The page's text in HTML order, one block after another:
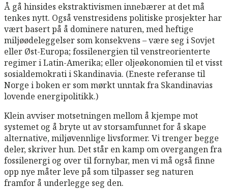
Å gå hinsides ekstraktivismen innebærer at det må
tenkes nytt. Også venstresidens politiske prosjekter har
vært basert på å dominere naturen, med heftige
miljøødeleggelser som konsekvens – være seg i Sovjet
eller Øst-Europa; fossilenergien til venstreorienterte
regimer i Latin-Amerika; eller oljeøkonomien til et visst
sosialdemokrati i Skandinavia. (Eneste referanse til
Norge i boken er som mørkt unntak fra Skandinavias
lovende energipolitikk.)
Klein avviser motsetningen mellom å kjempe mot
systemet og å bryte ut av storsamfunnet for å skape
alternative, miljøvennlige livsformer. Vi trenger begge
deler, skriver hun. Det står en kamp om overgangen fra
fossilenergi og over til fornybar, men vi må også finne
opp nye måter leve på som tilpasser seg naturen
framfor å underlegge seg den.